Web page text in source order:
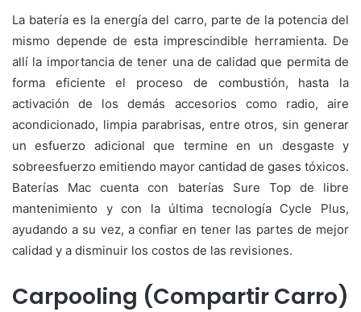
La batería es la energía del carro, parte de la potencia del
mismo depende de esta imprescindible herramienta. De
allí la importancia de tener una de calidad que permita de
forma eficiente el proceso de combustión, hasta la
activación de los demás accesorios como radio, aire
acondicionado, limpia parabrisas, entre otros, sin generar
un esfuerzo adicional que termine en un desgaste y
sobreesfuerzo emitiendo mayor cantidad de gases tóxicos.
Baterías Mac cuenta con baterías Sure Top de libre
mantenimiento y con la última tecnología Cycle Plus,
ayudando a su vez, a confiar en tener las partes de mejor
calidad y a disminuir los costos de las revisiones.
Carpooling (Compartir Carro)